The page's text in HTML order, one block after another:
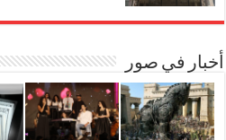
أخبار في صور